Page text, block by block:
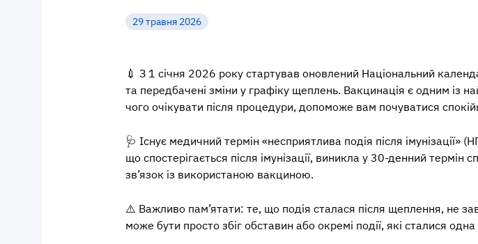
29 травня 2026
💉 З 1 січня 2026 року стартував оновлений Національний
та передбачені зміни у графіку щеплень. Вакцинація є одним із
чого очікувати після процедури, допоможе вам почуватися
🩺 Існує медичний термін «несприятлива подія після
що спостерігається після імунізації, виникла у 30-денний
зв’язок із використаною вакциною.
⚠️ Важливо пам’ятати: те, що подія сталася після щеплення, не
може бути просто збіг обставин або окремі події, які сталися одна